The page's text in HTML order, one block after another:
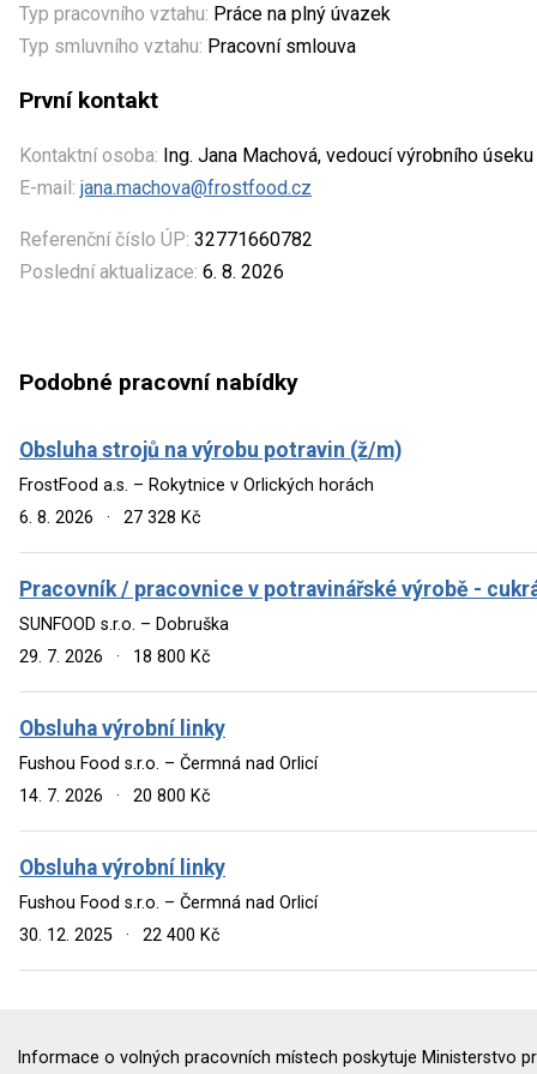
Typ pracovního vztahu: Práce na plný úvazek
Typ smluvního vztahu: Pracovní smlouva
První kontakt
Kontaktní osoba: Ing. Jana Machová, vedoucí výrobního úseku
E-mail: jana.machova@frostfood.cz
Referenční číslo ÚP: 32771660782
Poslední aktualizace: 6. 8. 2026
Podobné pracovní nabídky
Obsluha strojů na výrobu potravin (ž/m)
FrostFood a.s. – Rokytnice v Orlických horách
6. 8. 2026
· 27 328 Kč
Pracovník / pracovnice v potravinářské výrobě -
SUNFOOD s.r.o. – Dobruška
29. 7. 2026
· 18 800 Kč
Obsluha výrobní linky
Fushou Food s.r.o. – Čermná nad Orlicí
14. 7. 2026
· 20 800 Kč
Obsluha výrobní linky
Fushou Food s.r.o. – Čermná nad Orlicí
30. 12. 2025
· 22 400 Kč
Informace o volných pracovních místech poskytuje Ministerstvo